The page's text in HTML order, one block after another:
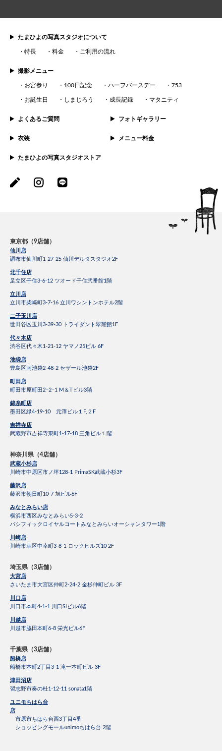
たまひよの写真スタジオについて
特長 料金 ご利用の流れ
撮影メニュー
お宮参り 100日記念 ハーフバースデー 753
お誕生日 しまじろう 成長記録 マタニティ
よくあるご質問 フォトギャラリー
衣装 メニュー料金
たまひよの写真スタジオストア
東京都（9店舗）
仙川店
調布市仙川町1-27-25 仙川デルタスタジオ2F
北千住店
足立区千住3-6-12 ツオード千住弐番館1階
立川店
立川市柴崎町3-7-16 立川ワシントンホテル2階
二子玉川店
世田谷区玉川3-39-30 トライダント翠耀館1F
代々木店
渋谷区代々木1-21-12 ヤマノ25ビル 6F
池袋店
豊島区南池袋2-48-2 セザール池袋2F
町田店
町田市原町田2−2−1 M＆Tビル3階
錦糸町店
墨田区緑4-19-10 元澤ビル１F,２F
吉祥寺店
武蔵野市吉祥寺東町1-17-18 三角ビル１階
神奈川県（4店舗）
武蔵小杉店
川崎市中原区市ノ坪128-1 PrimaSK武蔵小杉3F
藤沢店
藤沢市朝日町10-7 旭ビル6F
みなとみらい店
横浜市西区みなとみらい5-3-2
パシフィックロイヤルコートみなとみらいオーシャンタワー1階
川崎店
川崎市幸区中幸町3-8-1 ロックヒルズ10 2F
埼玉県（3店舗）
大宮店
さいたま市大宮区仲町2-24-2 金杉仲町ビル 3F
川口店
川口市本町4-1-1 川口SIビル6階
川越店
川越市脇田本町6-8 栄光ビル6F
千葉県（3店舗）
船橋店
船橋市本町2丁目3-1 滝一本町ビル 3F
津田沼店
習志野市奏の杜1-12-11 sonata1階
ユニモちはら台
店
市原市ちはら台西3丁目4番
ショッピングモールunimoちはら台 2階